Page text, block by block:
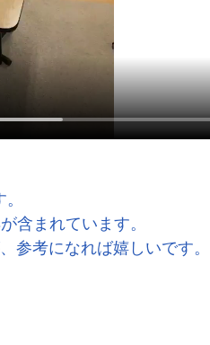
含まれています。
参考になれば嬉しいです。